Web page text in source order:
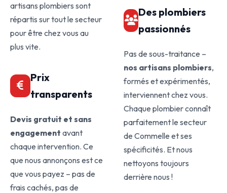
artisans plombiers sont
répartis sur tout le secteur
pour être chez vous au
plus vite.
Prix
transparents
Devis gratuit et sans
engagement avant
chaque intervention. Ce
que nous annonçons est ce
que vous payez – pas de
frais cachés, pas de
Des plombiers
passionnés
Pas de sous-traitance –
nos artisans plombiers,
formés et expérimentés,
interviennent chez vous.
Chaque plombier connaît
parfaitement le secteur
de Commelle et ses
spécificités. Et nous
nettoyons toujours
derrière nous !